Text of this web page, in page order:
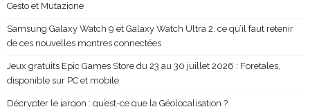
Cesto et Mutazione
Samsung Galaxy Watch 9 et Galaxy Watch Ultra 2, ce qu’il faut retenir
de ces nouvelles montres connectées
Jeux gratuits Epic Games Store du 23 au 30 juillet 2026 : Foretales,
disponible sur PC et mobile
Décrypter le jargon : qu’est-ce que la Géolocalisation ?